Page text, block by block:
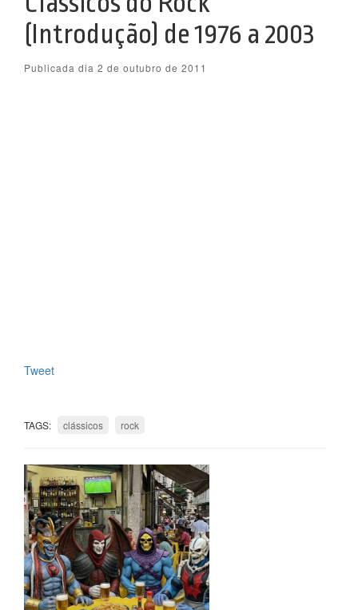
(Introdução) de 1976 a 2003
Publicada dia 2 de outubro de 2011
Tweet
TAGS: clássicos rock